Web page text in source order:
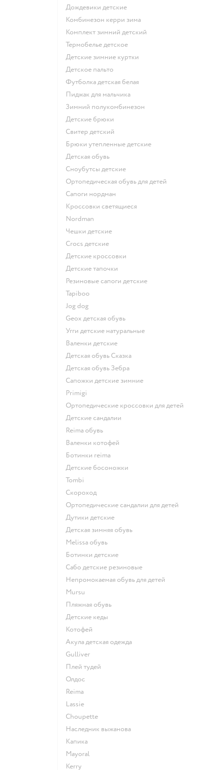
Дождевики детские
Комбинезон керри зима
Комплект зимний детский
Термобелье детское
Детские зимние куртки
Детское пальто
Футболка детская белая
Пиджак для мальчика
Зимний полукомбинезон
Детские брюки
Свитер детский
Брюки утепленные детские
Детская обувь
Сноубутсы детские
Ортопедическая обувь для детей
Сапоги нордман
Кроссовки светящиеся
Nordman
Чешки детские
Crocs детские
Детские кроссовки
Детские тапочки
Резиновые сапоги детские
Tapiboo
Jog dog
Geox детская обувь
Угги детские натуральные
Валенки детские
Детская обувь Сказка
Детская обувь Зебра
Сапожки детские зимние
Primigi
Ортопедические кроссовки для детей
Детские сандалии
Reima обувь
Валенки котофей
Ботинки reima
Детские босоножки
Tombi
Скороход
Ортопедические сандалии для детей
Дутики детские
Детская зимняя обувь
Melissa обувь
Ботинки детские
Сабо детские резиновые
Непромокаемая обувь для детей
Mursu
Пляжная обувь
Детские кеды
Котофей
Акула детская одежда
Gulliver
Плей тудей
Олдос
Reima
Lassie
Choupette
Наследник выжанова
Капика
Mayoral
Kerry